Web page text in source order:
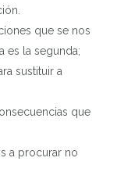
que se nos
es la segunda;
sustituir a
que
a procurar no